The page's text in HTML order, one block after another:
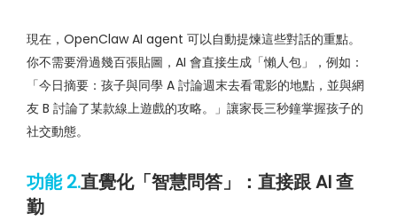
現在，OpenClaw AI agent 可以自動提煉這些對話的重點。
你不需要滑過幾百張貼圖，AI 會直接生成「懶人包」，例如：
「今日摘要：孩子與同學 A 討論週末去看電影的地點，並與網
友 B 討論了某款線上遊戲的攻略。」讓家長三秒鐘掌握孩子的
社交動態。
功能 2.直覺化「智慧問答」：直接跟 AI 查
勤